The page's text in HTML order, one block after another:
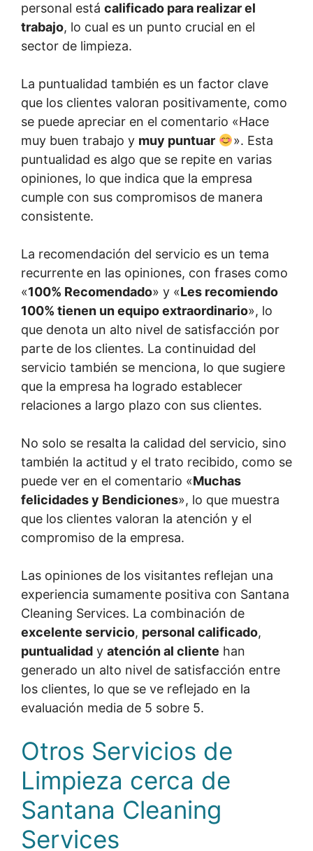
personal está calificado para realizar el
trabajo, lo cual es un punto crucial en el
sector de limpieza.
La puntualidad también es un factor clave
que los clientes valoran positivamente, como
se puede apreciar en el comentario «Hace
muy buen trabajo y muy puntuar
». Esta
puntualidad es algo que se repite en varias
opiniones, lo que indica que la empresa
cumple con sus compromisos de manera
consistente.
La recomendación del servicio es un tema
recurrente en las opiniones, con frases como
«100% Recomendado» y «Les recomiendo
100% tienen un equipo extraordinario», lo
que denota un alto nivel de satisfacción por
parte de los clientes. La continuidad del
servicio también se menciona, lo que sugiere
que la empresa ha logrado establecer
relaciones a largo plazo con sus clientes.
No solo se resalta la calidad del servicio, sino
también la actitud y el trato recibido, como se
puede ver en el comentario «Muchas
felicidades y Bendiciones», lo que muestra
que los clientes valoran la atención y el
compromiso de la empresa.
Las opiniones de los visitantes reflejan una
experiencia sumamente positiva con Santana
Cleaning Services. La combinación de
excelente servicio, personal calificado,
puntualidad y atención al cliente han
generado un alto nivel de satisfacción entre
los clientes, lo que se ve reflejado en la
evaluación media de 5 sobre 5.
Otros Servicios de
Limpieza cerca de
Santana Cleaning
Services